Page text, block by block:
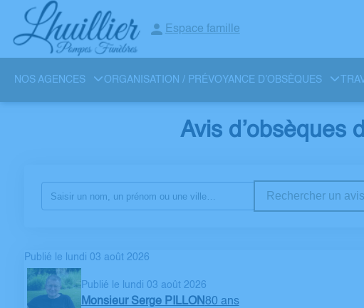
Espace famille
NOS AGENCES ORGANISATION / PRÉVOYANCE D’OBSÈQUES
Avis d’obsèques
Rechercher un avis
Publié le lundi 03 août 2026
Publié le lundi 03 août 2026
Monsieur Serge PILLON80 ans